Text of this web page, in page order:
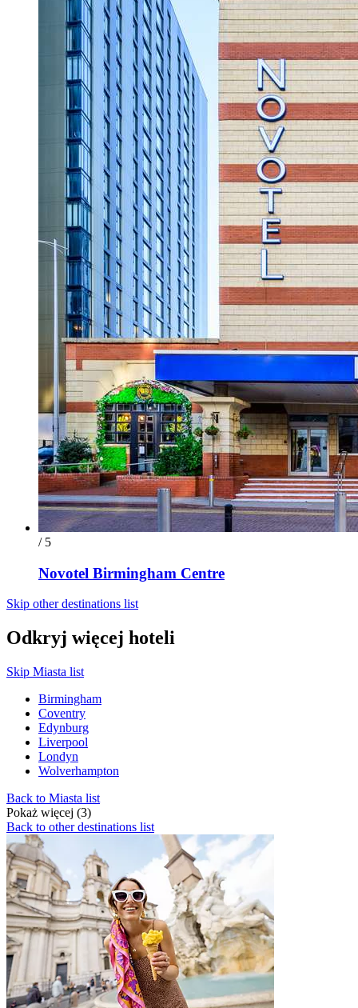
/ 5
Novotel Birmingham Centre
Skip other destinations list
Odkryj więcej hoteli
Skip Miasta list
Birmingham
Coventry
Edynburg
Liverpool
Londyn
Wolverhampton
Back to Miasta list
Pokaż więcej (3)
Back to other destinations list